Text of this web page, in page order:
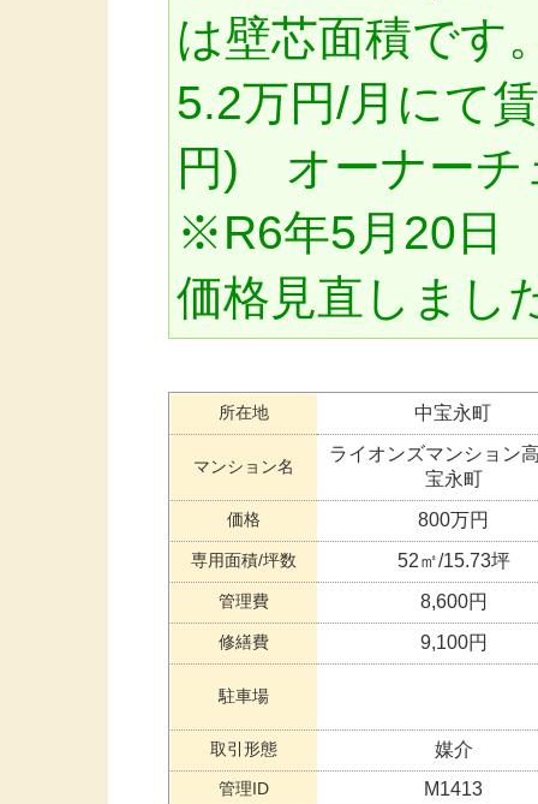
は壁芯面積で
5.2万円/月にて
円) オーナー
※R6年5月20
価格見直しまし
所在地 中宝永町
マンション名
ライオンズマンション
宝永町
価格 800万円
専用面積/坪数 52㎡/15.73坪
管理費 8,600円
修繕費 9,100円
駐車場
取引形態 媒介
管理ID M1413